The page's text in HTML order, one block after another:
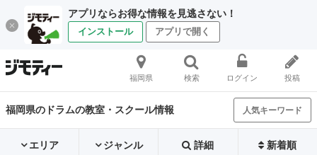
アプリならお得な情報を見逃さない！
インストール アプリで開く
福岡県 検索 ログイン 投稿
福岡県のドラムの教室・スクール情報 人気キーワード
エリア ジャンル 詳細 新着順